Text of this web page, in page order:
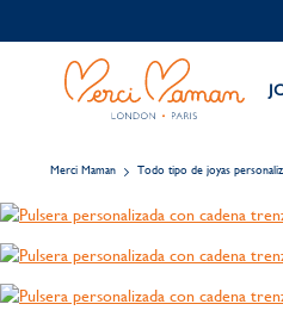
Merci Maman Todo tipo de joyas